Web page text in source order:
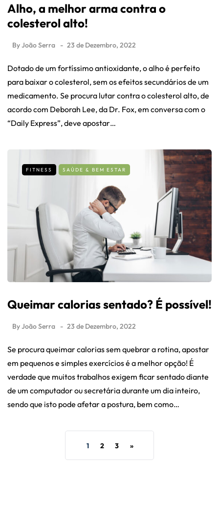
Alho, a melhor arma contra o
colesterol alto!
ByJoão Serra 23 de Dezembro, 2022
Dotado de um fortíssimo antioxidante, o alho é perfeito
para baixar o colesterol, sem os efeitos secundários de um
medicamento. Se procura lutar contra o colesterol alto, de
acordo com Deborah Lee, da Dr. Fox, em conversa com o
“Daily Express”, deve apostar…
FITNESS SAÚDE & BEM ESTAR
Queimar calorias sentado? É possível!
ByJoão Serra 23 de Dezembro, 2022
Se procura queimar calorias sem quebrar a rotina, apostar
em pequenos e simples exercícios é a melhor opção! É
verdade que muitos trabalhos exigem ficar sentado diante
de um computador ou secretária durante um dia inteiro,
sendo que isto pode afetar a postura, bem como…
1 2 3 »